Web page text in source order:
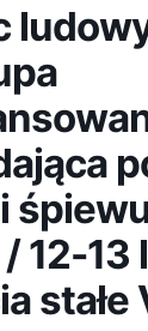
12-13
stałe